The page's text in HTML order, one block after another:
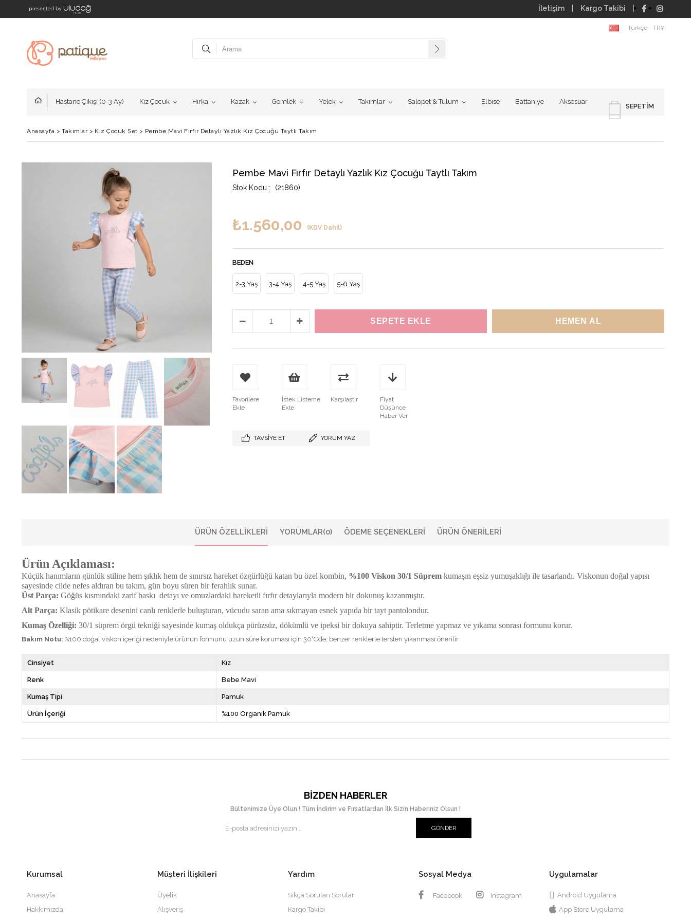
İletişim Kargo Takibi
Türkçe - TRY
SEPETIM
Hastane Çıkışı (0-3 Ay) Kız Çocuk Hırka Kazak Gömlek Yelek Takımlar Salopet & Tulum Elbise Battaniye Aksesuar
Anasayfa > Takımlar> Kız Çocuk Set > Pembe Mavi Fırfır Detaylı Yazlık Kız Çocuğu Taytlı Takım
Pembe Mavi Fırfır Detaylı Yazlık Kız Çocuğu Taytlı Takım
(21860)
₺1.560,00 (KDV Dahil)
BEDEN
2-3 Yaş 3-4 Yaş 4-5 Yaş 5-6 Yaş
Favorilere
Ekle
İstek Listeme
Ekle
Karşılaştır
Fiyat
Düşünce
Haber Ver
TAVSIYE ET YORUM YAZ
ÜRÜN ÖZELLIKLERI YORUMLAR(0) ÖDEME SEÇENEKLERI ÜRÜN ÖNERILERI
Ürün Açıklaması:
Küçük hanımların günlük stiline hem şıklık hem de sınırsız hareket özgürlüğü katan bu özel kombin, %100 Viskon 30/1 Süprem kumaşın eşsiz yumuşaklığı ile tasarlandı. Viskonun doğal yapısı
sayesinde cilde nefes aldıran bu takım, gün boyu süren bir ferahlık sunar.
Üst Parça: Göğüs kısmındaki zarif baskı detayı ve omuzlardaki hareketli fırfır detaylarıyla modern bir dokunuş kazanmıştır.
Alt Parça: Klasik pötikare desenini canlı renklerle buluşturan, vücudu saran ama sıkmayan esnek yapıda bir tayt pantolondur.
Kumaş Özelliği: 30/1 süprem örgü tekniği sayesinde kumaş oldukça pürüzsüz, dökümlü ve ipeksi bir dokuya sahiptir. Terletme yapmaz ve yıkama sonrası formunu korur.
Bakım Notu: %100 doğal viskon içeriği nedeniyle ürünün formunu uzun süre koruması için 30°C’de, benzer renklerle tersten yıkanması önerilir.
Cinsiyet Kız
Renk Bebe Mavi
Kumaş Tipi Pamuk
Ürün İçeriği %100 Organik Pamuk
BIZDEN HABERLER
Bültenimize Üye Olun ! Tüm İndirim ve Fırsatlardan İlk Sizin Haberiniz Olsun !
GÖNDER
Kurumsal
Anasayfa
Hakkımızda
Müşteri İlişkileri
Üyelik
Alışveriş
Yardım
Sıkça Sorulan Sorular
Kargo Takibi
Sosyal Medya
Facebook Instagram
Uygulamalar
Android Uygulama
App Store Uygulama